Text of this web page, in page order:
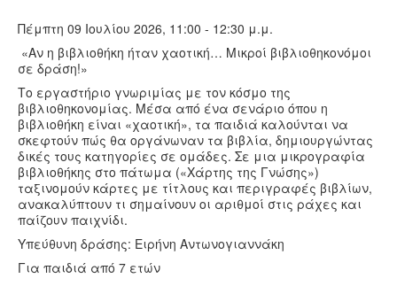
Πέμπτη 09 Ιουλίου 2026, 11:00 - 12:30 μ.μ.
«Αν η βιβλιοθήκη ήταν χαοτική… Μικροί βιβλιοθηκονόμοι
σε δράση!»
Το εργαστήριο γνωριμίας με τον κόσμο της
βιβλιοθηκονομίας. Μέσα από ένα σενάριο όπου η
βιβλιοθήκη είναι «χαοτική», τα παιδιά καλούνται να
σκεφτούν πώς θα οργάνωναν τα βιβλία, δημιουργώντας
δικές τους κατηγορίες σε ομάδες. Σε μια μικρογραφία
βιβλιοθήκης στο πάτωμα («Χάρτης της Γνώσης»)
ταξινομούν κάρτες με τίτλους και περιγραφές βιβλίων,
ανακαλύπτουν τι σημαίνουν οι αριθμοί στις ράχες και
παίζουν παιχνίδι.
Υπεύθυνη δράσης: Ειρήνη Αντωνογιαννάκη
Για παιδιά από 7 ετών